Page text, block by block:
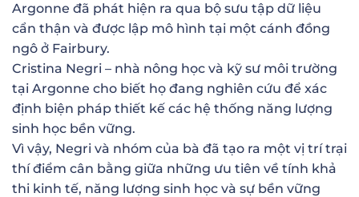
Argonne đã phát hiện ra qua bộ sưu tập dữ liệu
cẩn thận và được lập mô hình tại một cánh đồng
ngô ở Fairbury.
Cristina Negri – nhà nông học và kỹ sư môi trường
tại Argonne cho biết họ đang nghiên cứu để xác
định biện pháp thiết kế các hệ thống năng lượng
sinh học bền vững.
Vì vậy, Negri và nhóm của bà đã tạo ra một vị trí trại
thí điểm cân bằng giữa những ưu tiên về tính khả
thi kinh tế, năng lượng sinh học và sự bền vững